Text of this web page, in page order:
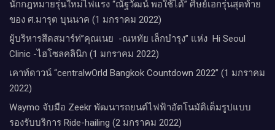
นักกฎหมายรุ่นใหม่ไฟแรง “ณัฐวัฒน์ พอใช้ได้” ศิษย์เอกรุ่นสุดท้าย
ของ ศ.มารุต บุนนาค (1 มกราคม 2022)
ผู้บริหารสึดสมาร์ท่”คุณเนย -ณหทัย เล็กบำรุง” แห่ง Hi Seoul
Clinic -ไฮโซลคลินิก (1 มกราคม 2022)
เคาท์ดาวน์​ “centralwOrld Bangkok Countdown 2022” (1 มกราคม
2022)
Waymo จับมือ Zeekr พัฒนารถยนต์ไฟฟ้าอัตโนมัติเต็มรูปแบบ
รองรับบริการ Ride-hailing (2 มกราคม 2022)